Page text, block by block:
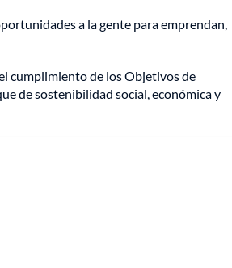
a la gente para emprendan,
cumplimiento de los Objetivos de
de sostenibilidad social, económica y